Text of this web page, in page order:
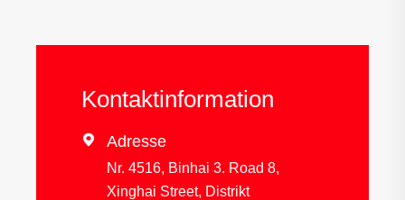
Kontaktinformation
 Adresse
Nr. 4516, Binhai 3. Road 8,
Xinghai Street, Distrikt